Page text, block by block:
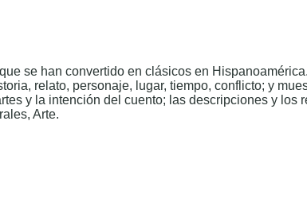
se han convertido en clásicos en
relato, personaje, lugar, tiempo, conflicto; y
y la intención del cuento; las descripciones y los
Arte.